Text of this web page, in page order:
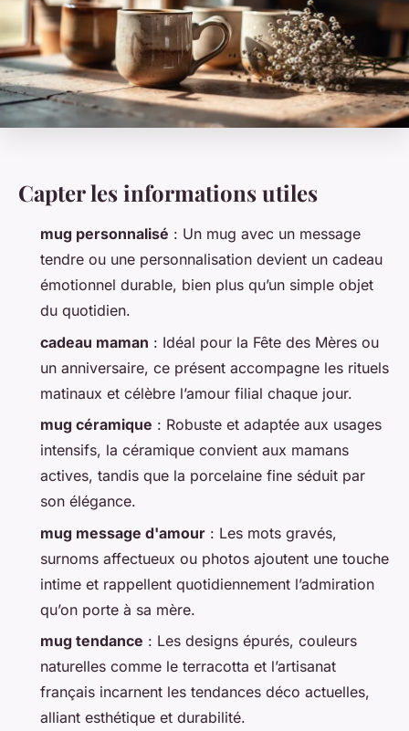
Capter les informations utiles
mug personnalisé : Un mug avec un message
tendre ou une personnalisation devient un cadeau
émotionnel durable, bien plus qu’un simple objet
du quotidien.
cadeau maman : Idéal pour la Fête des Mères ou
un anniversaire, ce présent accompagne les rituels
matinaux et célèbre l’amour filial chaque jour.
mug céramique : Robuste et adaptée aux usages
intensifs, la céramique convient aux mamans
actives, tandis que la porcelaine fine séduit par
son élégance.
mug message d'amour : Les mots gravés,
surnoms affectueux ou photos ajoutent une touche
intime et rappellent quotidiennement l’admiration
qu’on porte à sa mère.
mug tendance : Les designs épurés, couleurs
naturelles comme le terracotta et l’artisanat
français incarnent les tendances déco actuelles,
alliant esthétique et durabilité.